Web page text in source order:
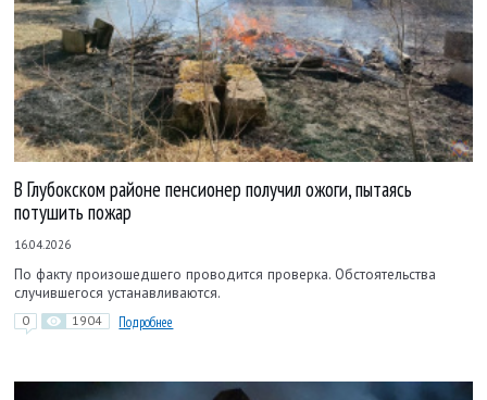
В Глубокском районе пенсионер получил ожоги, пытаясь
потушить пожар
16.04.2026
По факту произошедшего проводится проверка. Обстоятельства
случившегося устанавливаются.
0 1904 Подробнее